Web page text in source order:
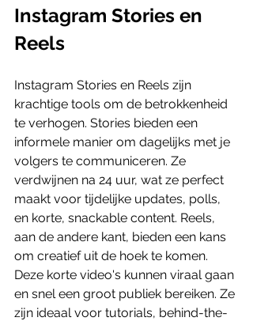
Instagram Stories en
Reels
Instagram Stories en Reels zijn
krachtige tools om de betrokkenheid
te verhogen. Stories bieden een
informele manier om dagelijks met je
volgers te communiceren. Ze
verdwijnen na 24 uur, wat ze perfect
maakt voor tijdelijke updates, polls,
en korte, snackable content. Reels,
aan de andere kant, bieden een kans
om creatief uit de hoek te komen.
Deze korte video's kunnen viraal gaan
en snel een groot publiek bereiken. Ze
zijn ideaal voor tutorials, behind-the-